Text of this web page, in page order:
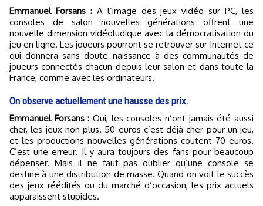
Emmanuel Forsans :A l’image des jeux vidéo sur PC, les
consoles de salon nouvelles générations offrent une
nouvelle dimension vidéoludique avec la démocratisation du
jeu en ligne. Les joueurs pourront se retrouver sur Internet ce
qui donnera sans doute naissance à des communautés de
joueurs connectés chacun depuis leur salon et dans toute la
France, comme avec les ordinateurs.
On observe actuellement une hausse des prix.
Emmanuel Forsans : Oui, les consoles n’ont jamais été aussi
cher, les jeux non plus. 50 euros c’est déjà cher pour un jeu,
et les productions nouvelles générations coutent 70 euros.
C’est une erreur. Il y aura toujours des fans pour beaucoup
dépenser. Mais il ne faut pas oublier qu’une console se
destine à une distribution de masse. Quand on voit le succès
des jeux réédités ou du marché d’occasion, les prix actuels
apparaissent stupides.